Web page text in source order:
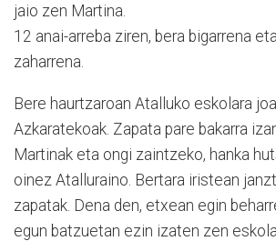
jaio zen Martina.
12 anai-arreba ziren, bera bigarrena
zaharrena.
Bere haurtzaroan Atalluko eskolara
Azkaratekoak. Zapata pare bakarra
Martinak eta ongi zaintzeko, hanka
oinez Atalluraino. Bertara iristean
zapatak. Dena den, etxean egin
egun batzuetan ezin izaten zen